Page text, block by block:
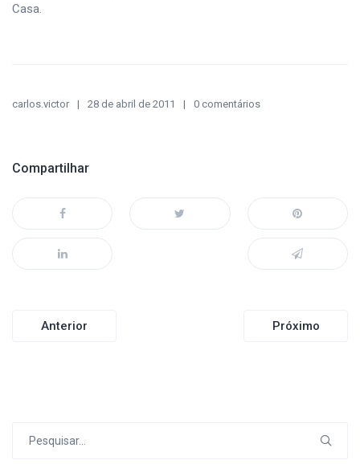
Casa.
carlos.victor 28 de abril de 2011 0 comentários
Compartilhar
Navegação
Anterior Próximo